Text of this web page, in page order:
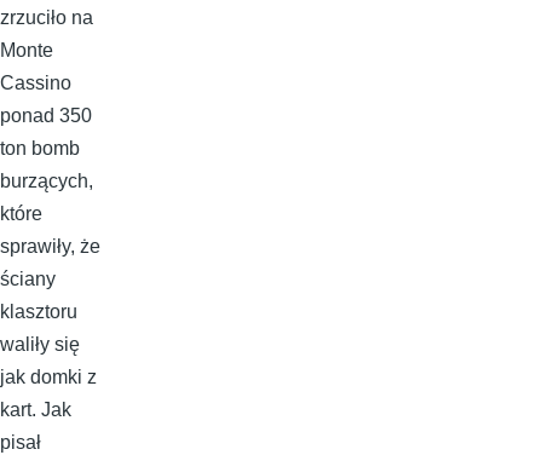
zrzuciło na
Monte
Cassino
ponad 350
ton bomb
burzących,
które
sprawiły, że
ściany
klasztoru
waliły się
jak domki z
kart. Jak
pisał